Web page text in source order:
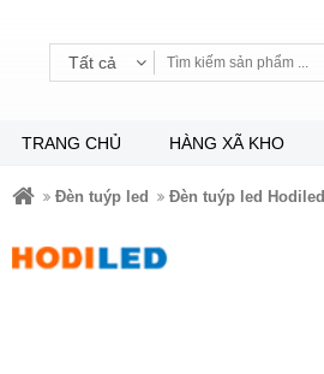
Tất cả
TRANG CHỦ HÀNG XÃ KHO
Đèn tuýp led Đèn tuýp led Hodiled